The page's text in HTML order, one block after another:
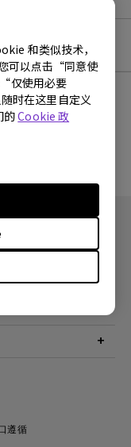
和类似技术，
可以点击“同意使
仅使用必要
时在这里自定义
的Cookie 政
序
遵循